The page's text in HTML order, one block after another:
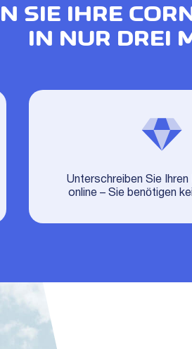
SIE IHRE
IN NUR DREI
Unterschreiben Sie Ihren
online – Sie benötigen